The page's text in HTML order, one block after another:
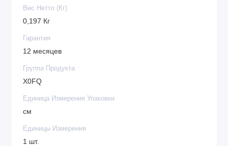
Вес Нетто (Кг)
0,197 Кг
Гарантия
12 месяцев
Группа Продукта
X0FQ
Единица Измерения Упаковки
см
Единицы Измерения
1 шт.